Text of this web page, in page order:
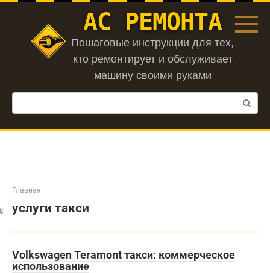
Перейти
АС РЕМОНТА
Пошаговые инструкции для тех,
кто ремонтирует и обслуживает
машину своими руками
Поиск:
Главная
услуги такси
Volkswagen Teramont такси: коммерческое
использование